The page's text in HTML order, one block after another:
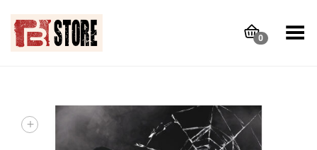
0
Toggle Menu
+